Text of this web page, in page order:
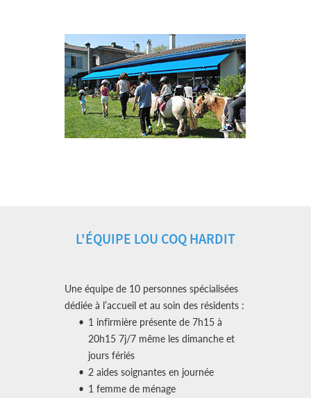
L'ÉQUIPE LOU COQ HARDIT
Une équipe de 10 personnes spécialisées
dédiée à l’accueil et au soin des résidents :
1 infirmière présente de 7h15 à
20h15 7j/7 même les dimanche et
jours fériés
2 aides soignantes en journée
1 femme de ménage